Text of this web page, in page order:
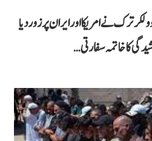
ترک نے امریکا اور ایران پر زور دیا
کا خاتمہ سفارتی…